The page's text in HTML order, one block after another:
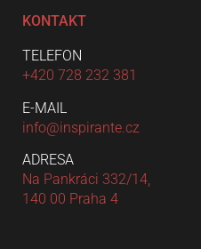
KONTAKT
TELEFON
+420 728 232 381
E-MAIL
info@inspirante.cz
ADRESA
Na Pankráci 332/14,
140 00 Praha 4